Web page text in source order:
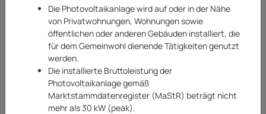
FILTER & SORT
Sortierung 4 Produkt(e) gefunden
Die Photovoltaikanlage wird auf oder in der Nähe
von Privatwohnungen, Wohnungen sowie
öffentlichen oder anderen Gebäuden installiert, die
für dem Gemeinwohl dienende Tätigkeiten genutzt
werden.
Die installierte Bruttoleistung der
Photovoltaikanlage gemäß
Marktstammdatenregister (MaStR) beträgt nicht
mehr als 30 kW (peak).